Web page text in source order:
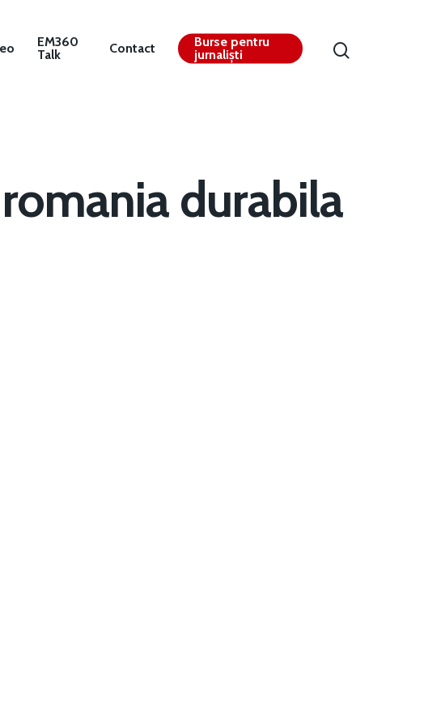
EM360
Talk
Contact
Burse pentru
jurnaliști
durabila